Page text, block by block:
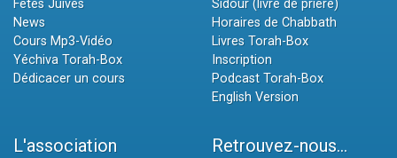
Fêtes Juives
News
Cours Mp3-Vidéo
Yéchiva Torah-Box
Dédicacer un cours
Sidour (livre de prière)
Horaires de Chabbath
Livres Torah-Box
Inscription
Podcast Torah-Box
English Version
L'association Retrouvez-nous...